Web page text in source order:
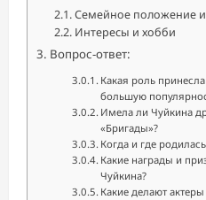
Семейное положение
Интересы и хобби
Вопрос-ответ:
Какая роль
большую
Имела ли Чуйкина
«Бригады»?
Когда и где
Какие награды и
Чуйкина?
Какие делают